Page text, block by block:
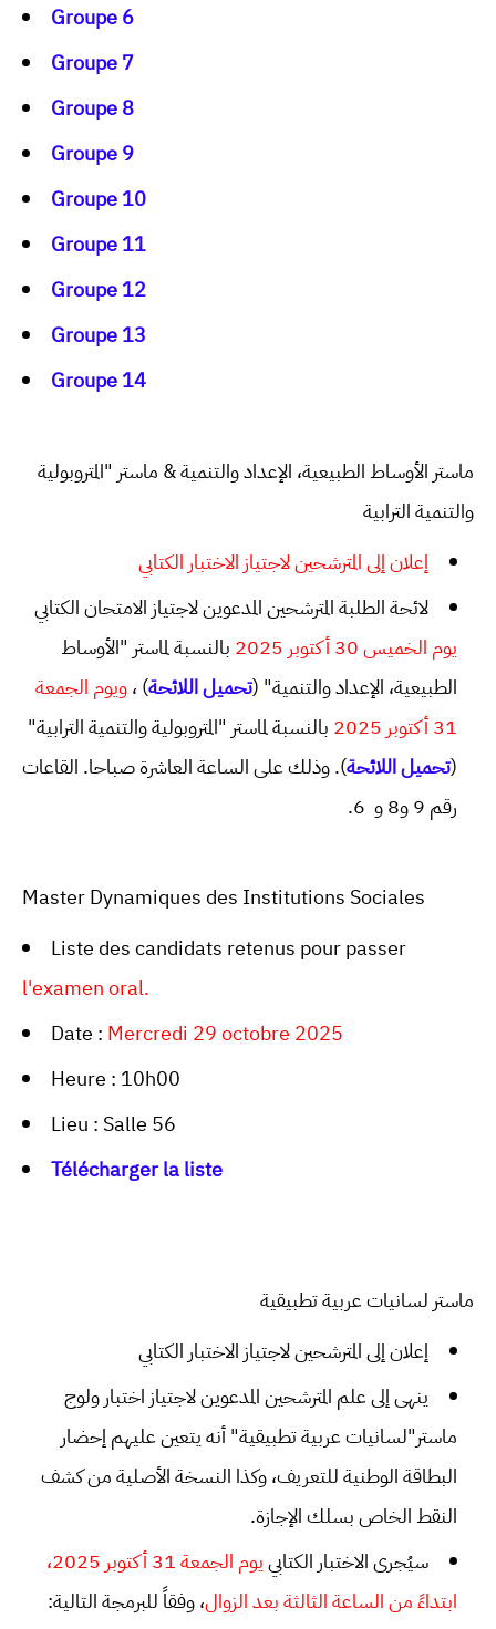
Groupe6
Groupe 7
Groupe 8
Groupe 9
Groupe 10
Groupe 11
Groupe 12
Groupe 13
Groupe 14
ماستر الأوساط الطبيعية، الإعداد والتنمية & ماستر "المتروبولية
والتنمية الترابية
إعلان إلى المترشحين لاجتياز الاختبار الكتابي
لائحة الطلبة المترشحين المدعوين لاجتياز الامتحان الكتابي
يوم الخميس 30 أكتوبر 2025
بالنسبة لماستر "الأوساط
الطبيعية، الإعداد والتنمية" (تحميل اللائحة) ،ويوم الجمعة
31 أكتوبر 2025
بالنسبة لماستر "المتروبولية والتنمية الترابية"
(تحميل اللائحة). وذلك على الساعة العاشرة صباحا. القاعات
رقم 9 و8 و 6.
Master Dynamiques des Institutions Sociales
Liste des candidats retenus pour passer
l'examen oral.
Date : Mercredi 29 octobre 2025
Heure : 10h00
Lieu : Salle 56
Télécharger la liste
ماستر لسانيات عربية تطبيقية
إعلان إلى المترشحين لاجتياز الاختبار الكتابي
ينهى إلى علم المترشحين المدعوين لاجتياز اختبار ولوج
ماستر"لسانيات عربية تطبيقية" أنه يتعين عليهم إحضار
البطاقة الوطنية للتعريف، وكذا النسخة الأصلية من كشف
النقط الخاص بسلك الإجازة.
سيُجرى الاختبار الكتابي
يوم الجمعة 31 أكتوبر 2025،
ابتداءً من الساعة الثالثة بعد الزوال، وفقاً للبرمجة التالية: